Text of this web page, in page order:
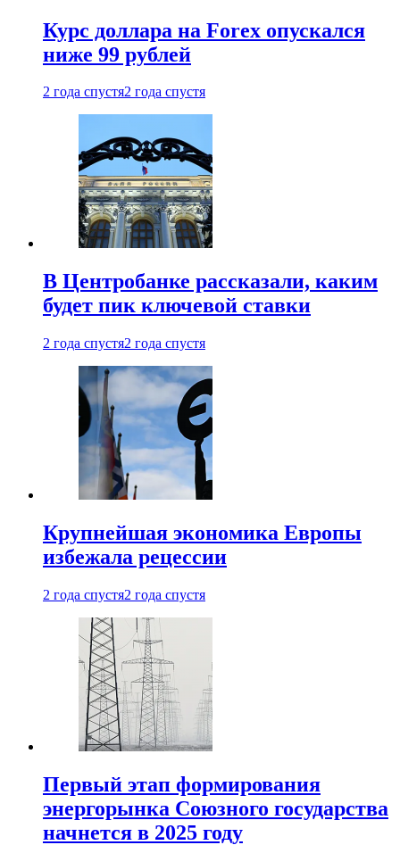
Курс доллара на Forex опускался
ниже 99 рублей
2 года спустя2 года спустя
В Центробанке рассказали, каким
будет пик ключевой ставки
2 года спустя2 года спустя
Крупнейшая экономика Европы
избежала рецессии
2 года спустя2 года спустя
Первый этап формирования
энергорынка Союзного государства
начнется в 2025 году